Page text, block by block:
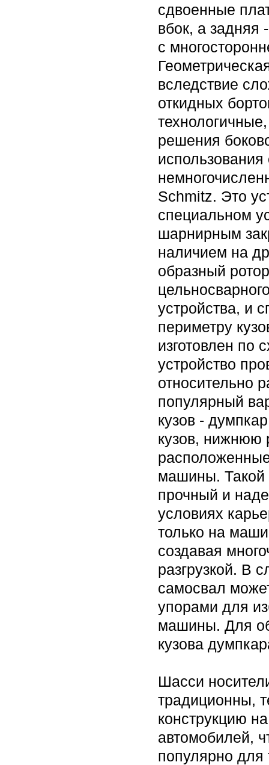
сдвоенные
вбок, а задняя
с
вследствие
откидных
решения
Schmitz. Это
специальном
шарнирным
наличием на
образный
устройства, и
периметру
изготовлен по
устройство
относительно
популярный
кузов -
кузов, нижнюю
машины. Такой
прочный и
условиях
только на
создавая
разгрузкой. В
самосвал
упорами для
машины. Для
кузова
Шасси
традиционны,
конструкцию
автомобилей,
популярно для